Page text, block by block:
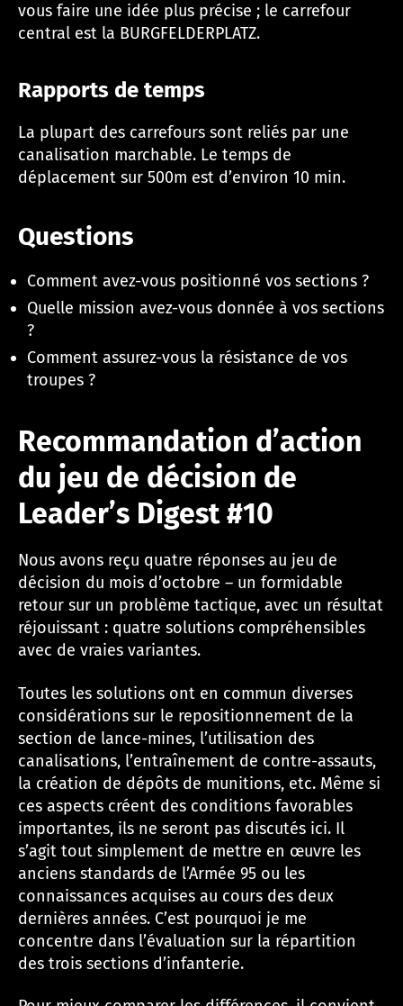
vous faire une idée plus précise ; le carrefour
central est la BURGFELDERPLATZ.
Rapports de temps
La plupart des carrefours sont reliés par une
canalisation marchable. Le temps de
déplacement sur 500m est d’environ 10 min.
Questions
Comment avez-vous positionné vos sections ?
Quelle mission avez-vous donnée à vos sections
?
Comment assurez-vous la résistance de vos
troupes ?
Recommandation d’action
du jeu de décision de
Leader’s Digest #10
Nous avons reçu quatre réponses au jeu de
décision du mois d’octobre – un formidable
retour sur un problème tactique, avec un résultat
réjouissant : quatre solutions compréhensibles
avec de vraies variantes.
Toutes les solutions ont en commun diverses
considérations sur le repositionnement de la
section de lance-mines, l’utilisation des
canalisations, l’entraînement de contre-assauts,
la création de dépôts de munitions, etc. Même si
ces aspects créent des conditions favorables
importantes, ils ne seront pas discutés ici. Il
s’agit tout simplement de mettre en œuvre les
anciens standards de l’Armée 95 ou les
connaissances acquises au cours des deux
dernières années. C’est pourquoi je me
concentre dans l’évaluation sur la répartition
des trois sections d’infanterie.